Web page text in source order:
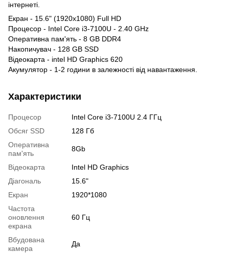
інтернеті.
Екран - 15.6" (1920х1080) Full HD
Процесор - Intel Core i3-7100U - 2.40 GHz
Оперативна пам'ять - 8 GB DDR4
Накопичувач - 128 GB SSD
Відеокарта - intel HD Graphics 620
Акумулятор - 1-2 години в залежності від навантаження.
Характеристики
Процесор
Intel Core i3-7100U 2.4 ГГц
Обсяг SSD
128 Гб
Оперативна
пам'ять
8Gb
Відеокарта
Intel HD Graphics
Діагональ
15.6"
Екран
1920*1080
Частота
оновлення
екрана
60 Гц
Вбудована
камера
Да